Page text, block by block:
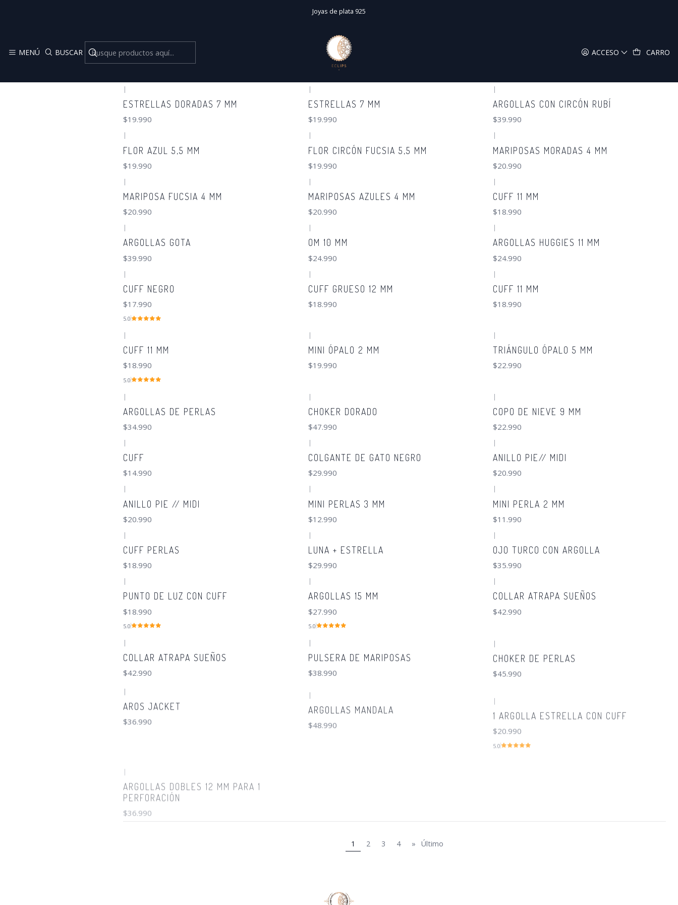
MENÚ BUSCAR ACCESO CARRO
Joyas de plata 925
Inicio Nuevos
Nuevos
|
ESTRELLAS DORADAS 7 MM
$19.990
|
ESTRELLAS 7 MM
$19.990
|
ARGOLLAS CON CIRCÓN RUBÍ
$39.990
|
FLOR AZUL 5,5 MM
$19.990
|
FLOR CIRCÓN FUCSIA 5,5 MM
$19.990
|
MARIPOSAS MORADAS 4 MM
$20.990
|
MARIPOSA FUCSIA 4 MM
$20.990
|
MARIPOSAS AZULES 4 MM
$20.990
|
CUFF 11 MM
$18.990
|
ARGOLLAS GOTA
$39.990
|
OM 10 MM
$24.990
|
ARGOLLAS HUGGIES 11 MM
$24.990
|
CUFF NEGRO
$17.990
5.0
|
CUFF GRUESO 12 MM
$18.990
|
CUFF 11 MM
$18.990
|
CUFF 11 MM
$18.990
5.0
|
MINI ÓPALO 2 MM
$19.990
|
TRIÁNGULO ÓPALO 5 MM
$22.990
|
ARGOLLAS DE PERLAS
$34.990
|
CHOKER DORADO
$47.990
|
COPO DE NIEVE 9 MM
$22.990
|
CUFF
$14.990
|
COLGANTE DE GATO NEGRO
$29.990
|
ANILLO PIE// MIDI
$20.990
|
ANILLO PIE // MIDI
$20.990
|
MINI PERLAS 3 MM
$12.990
|
MINI PERLA 2 MM
$11.990
|
CUFF PERLAS
$18.990
|
LUNA + ESTRELLA
$29.990
|
OJO TURCO CON ARGOLLA
$35.990
|
PUNTO DE LUZ CON CUFF
$18.990
5.0
|
ARGOLLAS 15 MM
$27.990
5.0
|
COLLAR ATRAPA SUEÑOS
$42.990
|
COLLAR ATRAPA SUEÑOS
$42.990
|
PULSERA DE MARIPOSAS
$38.990
|
CHOKER DE PERLAS
$45.990
|
AROS JACKET
$36.990
ARGOLLAS MANDALA 1 ARGOLLA ESTRELLA CON CUFF
$20.990
5.0
PERFORACIÓN
$36.990
1 2 3 4 » Último